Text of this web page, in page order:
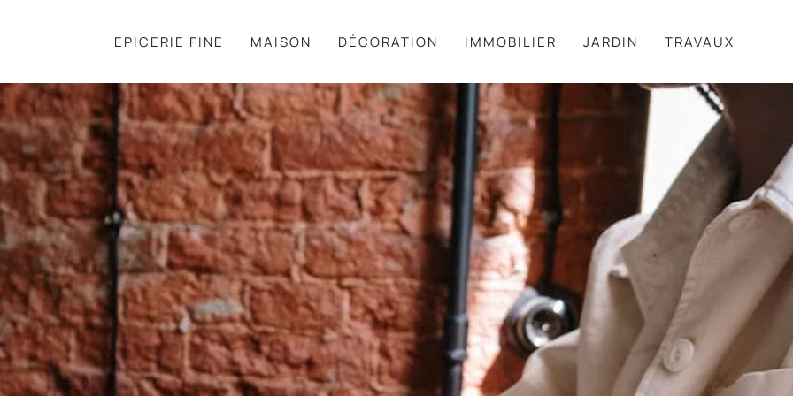
EPICERIE FINE MAISON DÉCORATION IMMOBILIER JARDIN TRAVAUX